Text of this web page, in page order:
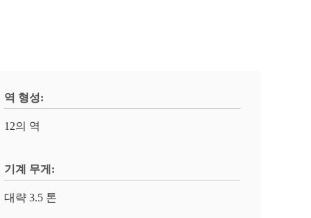
역 형성:
12의 역
기계 무게:
대략 3.5 톤